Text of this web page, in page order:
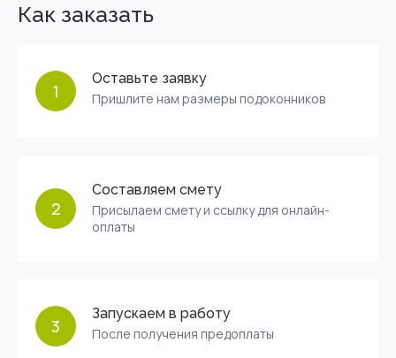
Как заказать
1
Оставьте заявку
Пришлите нам размеры подоконников
2
Составляем смету
Присылаем смету и ссылку для онлайн-
оплаты
3
Запускаем в работу
После получения предоплаты